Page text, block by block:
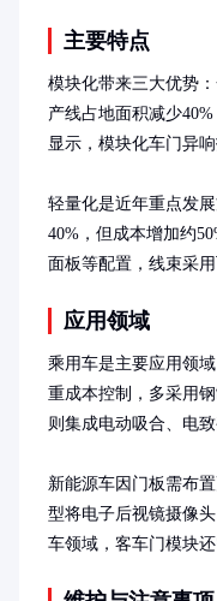
主要特点
模块化带来三大优势
产线占地面积减少
显示，模块化车门异
轻量化是近年重点发
40%，但成本增加约
面板等配置，线束采
应用领域
乘用车是主要应用领
重成本控制，多采用
则集成电动吸合、电
新能源车因门板需布
型将电子后视镜摄像
车领域，客车门模块还